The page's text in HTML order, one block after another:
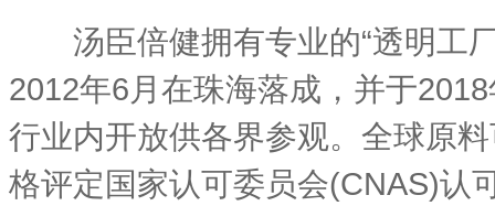
汤臣倍健拥有专业的“透明工厂
2012年6月在珠海落成，并于
行业内开放供各界参观。全球原
格评定国家认可委员会(CNAS)认